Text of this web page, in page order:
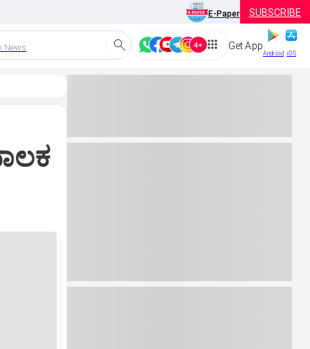
E-Paper SUBSCRIBE
News Get App
Android iOS